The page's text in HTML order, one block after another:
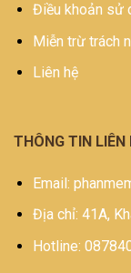
Điều khoản sử
Miễn trừ trách
Liên hệ
THÔNG TIN LIÊN
Email:
Địa chỉ: 41A,
Hotline: